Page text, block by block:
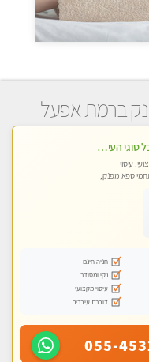
ברמת אפעל
מעסה חדשה -כל סוגי העיסויים מעסה מקצועית ואיכותית פרטי!!!מומלץ לחלוטין!!
עיסוי
ספא מפנק,
חניה חינם
נקי ומסודר
עיסוי מקצועי
דוברת עיברית
055-